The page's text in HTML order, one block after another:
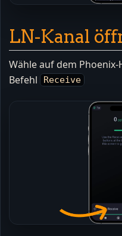
LN-Kanal
Wähle auf dem
Befehl
Receive